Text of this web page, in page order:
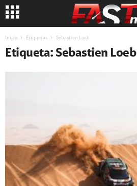
Inicio Etiquetas Sebastien Loeb
Etiqueta: Sebastien Loeb